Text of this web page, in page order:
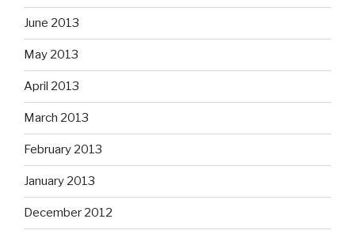
June 2013
May 2013
April 2013
March 2013
February 2013
January 2013
December 2012